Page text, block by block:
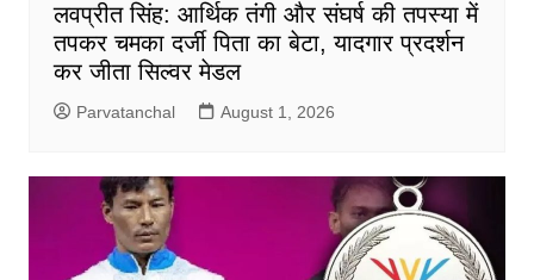
लवप्रीत सिंह: आर्थिक तंगी और संघर्ष की तपस्या में
तपकर चमका दर्जी पिता का बेटा, यादगार प्रदर्शन
कर जीता सिल्वर मेडल
Parvatanchal August 1, 2026